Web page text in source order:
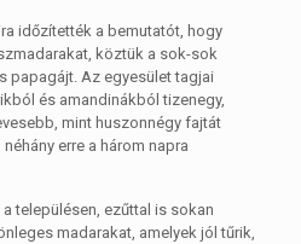
időzítették a bemutatót, hogy
köztük a sok-sok
papagájt. Az egyesület tagjai
és amandinákból tizenegy,
mint huszonnégy fajtát
erre a három napra
településen, ezűttal is sokan
madarakat, amelyek jól tűrik,